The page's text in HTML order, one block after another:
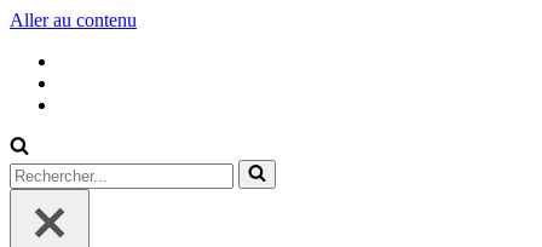
Aller au contenu
Rechercher...